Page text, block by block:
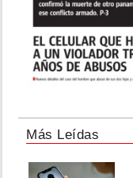
Más Leídas